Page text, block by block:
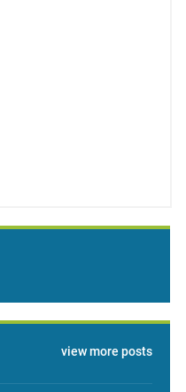
view more posts